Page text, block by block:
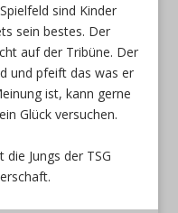
sind Kinder
sein bestes. Der
auf der Tribüne. Der
und pfeift das was er
ist, kann gerne
Glück versuchen.
die Jungs der TSG